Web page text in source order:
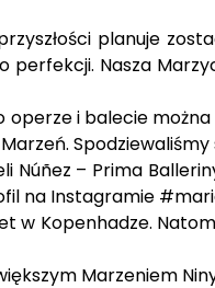
planuje
Nasza
i balecie można
Spodziewaliśmy
Núñez – Prima
na Instagramie
Kopenhadze.
Marzeniem